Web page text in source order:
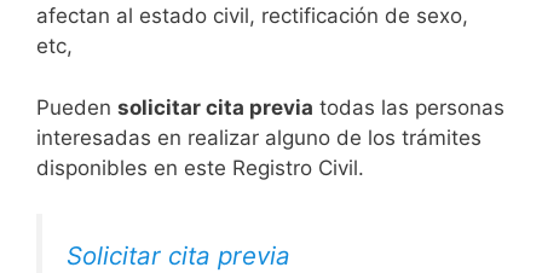
afectan al estado civil, rectificación de sexo,
etc,
​Pueden solicitar cita previa todas las personas
interesadas en realizar alguno de los trámites
disponibles en este Registro Civil.​
Solicitar cita previa